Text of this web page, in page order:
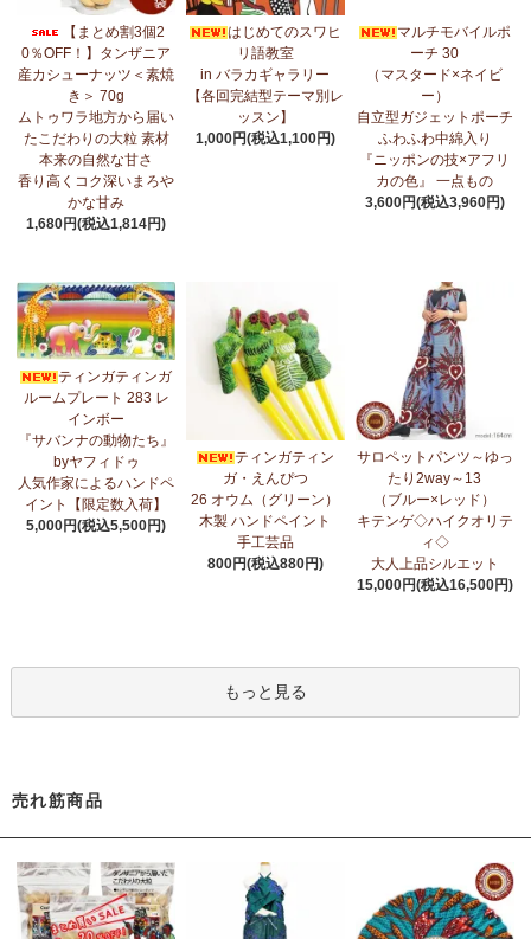
フリルマルチストール新入荷！ ～腰や首に巻いてアレンジ
無限大！
7/10： ティンガティンガ・アート～マサイの作品 新入荷！
7/10：ティンガティンガ・アート～Sサイズの作品 新入荷！作家
名ごとに2つのカテゴリーでご紹介します
→ 作家名 A―L
7/7：カンガ2026新柄 タンザニアより完全限定入荷！
7/3：【まとめ割SALE！】3個で10％OFF！タンザニア産カシュー
ナッツ＜素焼き＞＜うす塩＞～こだわりの大粒 香り高くコク深い
まろやかな甘み～
6/30： マルチモバイルポーチ新入荷！『ニッポンの技×アフリカ
の色』
6/30：ティンガティンガ・アート～Sサイズの作品 新入荷！作家
名ごとに2つのカテゴリーでご紹介します
→ 作家名 A―L
→ 作家名 M―Z
アフリカスクワランオイル～100％天然由来成分、無添加～
ウエルネス アロマ カテゴリーに新入荷！
ハイクオリティ◇で仕立てた新作登場！『ニッポンの技×アフリカ
の色』
5/14： アフリカンピアス
荷！～天然素材 環境配慮したエシカル製品～
5/14：アフリカンネックレス
アフリカンアクセサリーコーナー新
入荷！～天然素材 環境配慮したエシカル製品～
【まとめ割3個2
0％OFF！】タンザニア
産カシューナッツ＜素焼
き＞ 70g
ムトゥワラ地方から届い
たこだわりの大粒 素材
本来の自然な甘さ
香り高くコク深いまろや
かな甘み
1,680円(税込1,814円)
はじめてのスワヒ
リ語教室
in バラカギャラリー
【各回完結型テーマ別レ
ッスン】
1,000円(税込1,100円)
マルチモバイルポ
ーチ 30
（マスタード×ネイビ
ー）
自立型ガジェットポーチ
ふわふわ中綿入り
『ニッポンの技×アフリ
カの色』 一点もの
3,600円(税込3,960円)
ティンガティンガ
ルームプレート 283 レ
インボー
『サバンナの動物たち』
byヤフィドゥ
人気作家によるハンドペ
イント【限定数入荷】
5,000円(税込5,500円)
ティンガティン
ガ・えんぴつ
26 オウム（グリーン）
木製 ハンドペイント
手工芸品
800円(税込880円)
サロペットパンツ～ゆっ
たり2way～13
（ブルー×レッド）
キテンゲ◇ハイクオリテ
ィ◇
大人上品シルエット
15,000円(税込16,500円)
もっと見る
売れ筋商品